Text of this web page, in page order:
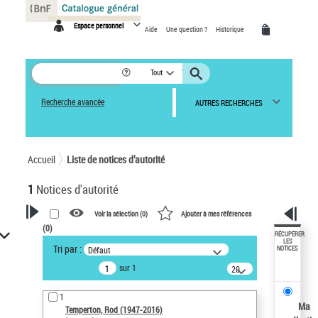
Espace personnel Aide Une question ? Historique
Tout
Recherche avancée AUTRES RECHERCHES
Accueil Liste de notices d’autorité
1 Notices d'autorité
VOTRE RECHERCHE
Recherche avancée dans les
notices d’autorité
Œuvres liées à l'auteur :
Temperton, Rod (1947-2016)
Voir la sélection (0) Ajouter à mes références
(0)
Tri par : Défaut
sur 1
20
résultats/page
1
Temperton, Rod (1947-2016)
RÉCUPÉRER
LES
NOTICES
Ma
Panneau de gestion des cookies